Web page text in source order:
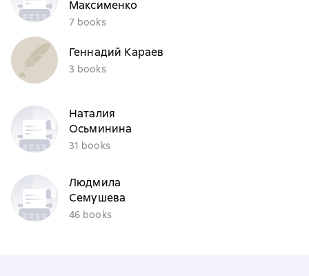
Максименко
7 books
Геннадий Караев
3 books
Наталия
Осьминина
31 books
Людмила
Семушева
46 books